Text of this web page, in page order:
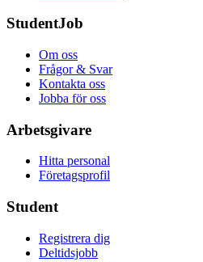
StudentJob
Om oss
Frågor & Svar
Kontakta oss
Jobba för oss
Arbetsgivare
Hitta personal
Företagsprofil
Student
Registrera dig
Deltidsjobb